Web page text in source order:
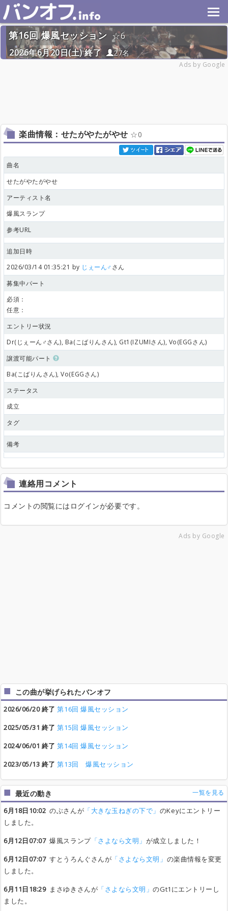
第16回 爆風セッション
6
2026年6月20日(土) 終了
27名
Ads by Google
楽曲情報：せたがやたがやせ 0
曲名
せたがやたがやせ
アーティスト名
爆風スランプ
参考URL
追加日時
2026/03/14 01:35:21 by じぇーん♂ さん
募集中パート
必須：
任意：
エントリー状況
Dr(じぇーん♂さん), Ba(こばりんさん), Gt1(IZUMIさん), Vo(EGGさん)
譲渡可能パート
Ba(こばりんさん), Vo(EGGさん)
ステータス
成立
タグ
備考
連絡用コメント
コメントの閲覧にはログインが必要です。
Ads by Google
この曲が挙げられたバンオフ
2026/06/20 終了 第16回 爆風セッション
2025/05/31 終了 第15回 爆風セッション
2024/06/01 終了 第14回 爆風セッション
2023/05/13 終了 第13回 爆風セッション
最近の動き 一覧を見る
6月18日10:02 のぶさんが 「大きな玉ねぎの下で」 のKeyにエントリー
しました。
6月12日07:07爆風スランプ「さよなら文明」 が成立しました！
6月12日07:07すとうろんぐさんが 「さよなら文明」 の楽曲情報を変更
しました。
6月11日18:29まさゆきさんが 「さよなら文明」のGt1にエントリーし
ました。